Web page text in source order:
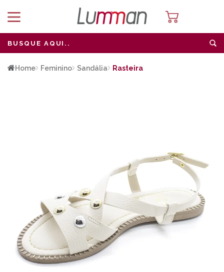
Home Feminino Sandália Rasteira